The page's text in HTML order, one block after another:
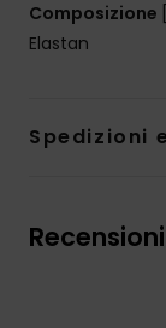
Composizione
Elastan
Spedizioni